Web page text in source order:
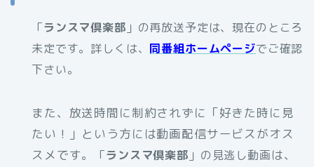
「ランスマ倶楽部 」の再放送予定は、現在のところ
未定です。詳しくは、 同番組ホームページでご確認
下さい。
また、放送時間に制約されずに「好きた時に見
たい！」という方には動画配信サービスがオス
スメです。
「ランスマ倶楽部 」の見逃し動画は、